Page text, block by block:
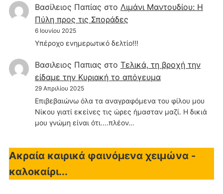
Βασίλειος Παπίας στο Λιμάνι Μαντουδίου: Η
Πύλη προς τις Σποράδες
6 Ιουνίου 2025
Υπέροχο ενημερωτικό δελτίο!!!
Βασιλειος Παπιας στο Τελικά, τη βροχή την
είδαμε την Κυριακή το απόγευμα
29 Απριλίου 2025
Επιβεβαιώνω όλα τα αναγραφόμενα του φίλου μου
Νίκου γιατί εκείνες τις ώρες ήμασταν μαζί. Η δικιά
μου γνώμη είναι ότι....πλέον…
Ακραία καιρικά φαινόμενα χειμώνα -
καλοκαίρι...